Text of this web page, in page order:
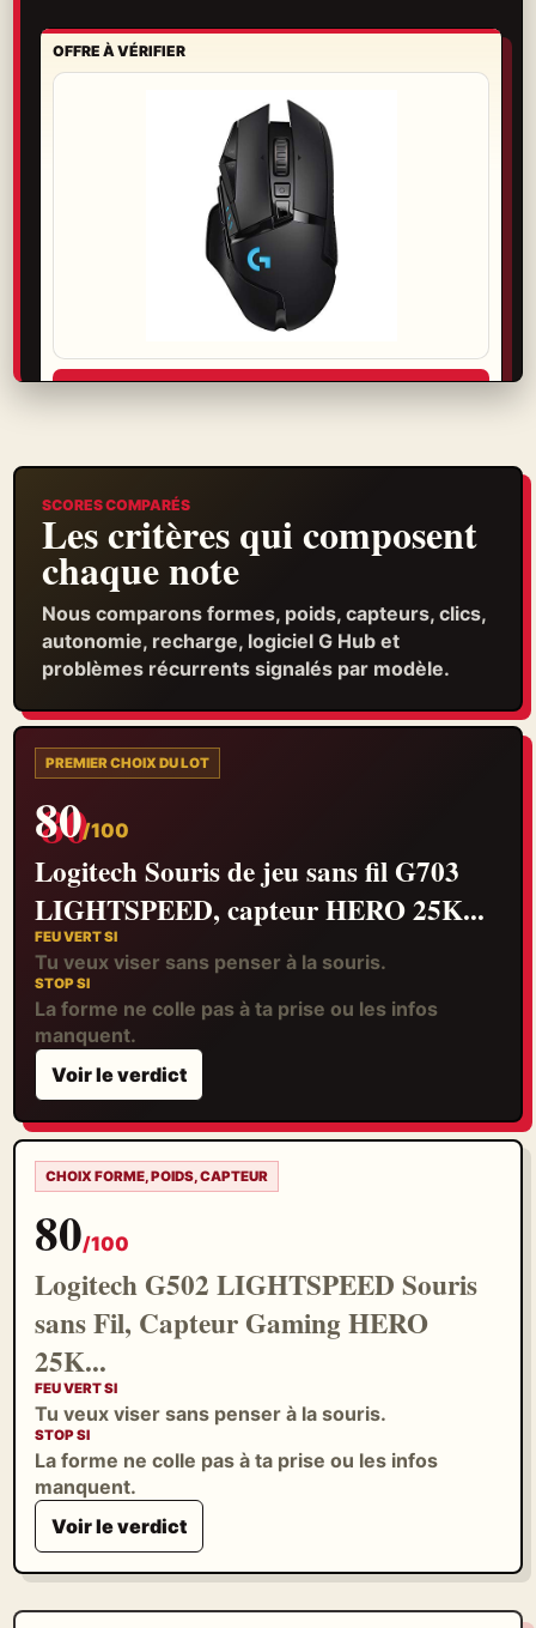
OFFRE À VÉRIFIER
SCORES COMPARÉS
Les critères qui composent
chaque note
Nous comparons formes, poids, capteurs, clics,
autonomie, recharge, logiciel G Hub et
problèmes récurrents signalés par modèle.
PREMIER CHOIX DU LOT
80/100
Logitech Souris de jeu sans fil G703
LIGHTSPEED, capteur HERO 25K...
FEU VERT SI
Tu veux viser sans penser à la souris.
STOP SI
La forme ne colle pas à ta prise ou les infos
manquent.
Voir le verdict
CHOIX FORME, POIDS, CAPTEUR
80/100
Logitech G502 LIGHTSPEED Souris
sans Fil, Capteur Gaming HERO
25K...
FEU VERT SI
Tu veux viser sans penser à la souris.
STOP SI
La forme ne colle pas à ta prise ou les infos
manquent.
Voir le verdict